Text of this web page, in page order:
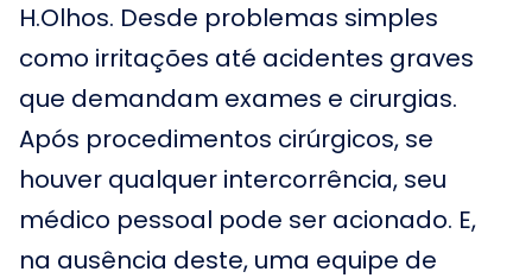
H.Olhos. Desde problemas simples
como irritações até acidentes graves
que demandam exames e cirurgias.
Após procedimentos cirúrgicos, se
houver qualquer intercorrência, seu
médico pessoal pode ser acionado. E,
na ausência deste, uma equipe de